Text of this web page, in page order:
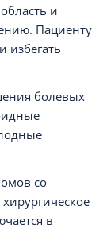
и
Пациенту
избегать
болевых
со
в